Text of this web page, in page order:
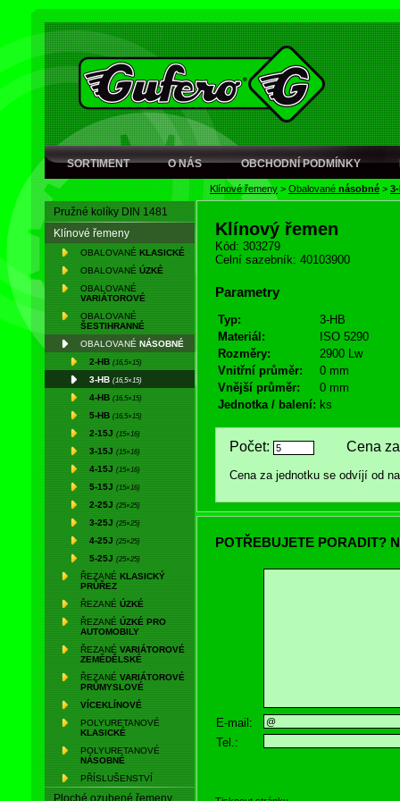
SORTIMENT O NÁS OBCHODNÍ PODMÍNKY
Klínové řemeny > Obalované násobné >
Pružné kolíky DIN 1481
Klínové řemeny
OBALOVANÉ KLASICKÉ
OBALOVANÉ ÚZKÉ
OBALOVANÉ
VARIÁTOROVÉ
OBALOVANÉ
ŠESTIHRANNÉ
OBALOVANÉ NÁSOBNÉ
2-HB (16,5×15)
3-HB (16,5×15)
4-HB (16,5×15)
5-HB (16,5×15)
2-15J (15×16)
3-15J (15×16)
4-15J (15×16)
5-15J (15×16)
2-25J (25×25)
3-25J (25×25)
4-25J (25×25)
5-25J (25×25)
ŘEZANÉ KLASICKÝ
PRŮŘEZ
ŘEZANÉ ÚZKÉ
ŘEZANÉ ÚZKÉ PRO
AUTOMOBILY
ŘEZANÉ VARIÁTOROVÉ
ZEMĚDĚLSKÉ
ŘEZANÉ VARIÁTOROVÉ
PRŮMYSLOVÉ
VÍCEKLÍNOVÉ
POLYURETANOVÉ
KLASICKÉ
POLYURETANOVÉ
NÁSOBNÉ
PŘÍSLUŠENSTVÍ
Ploché ozubené řemeny
Klínový řemen
Kód: 303279
Celní sazebník: 40103900
Parametry
Typ:
3-HB
Materiál:
ISO 5290
Rozměry:
2900 Lw
Vnitřní průměr:
0 mm
Vnější průměr:
0 mm
Jednotka / balení: ks
Počet: Cena za
Cena za jednotku se odvíjí od
POTŘEBUJETE PORADIT?
E-mail:
Tel.: